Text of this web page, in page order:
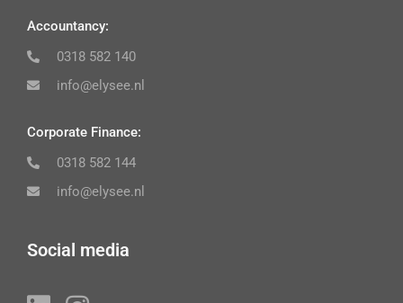
Accountancy:
0318 582 140
info@elysee.nl
Corporate Finance:
0318 582 144
info@elysee.nl
Social media